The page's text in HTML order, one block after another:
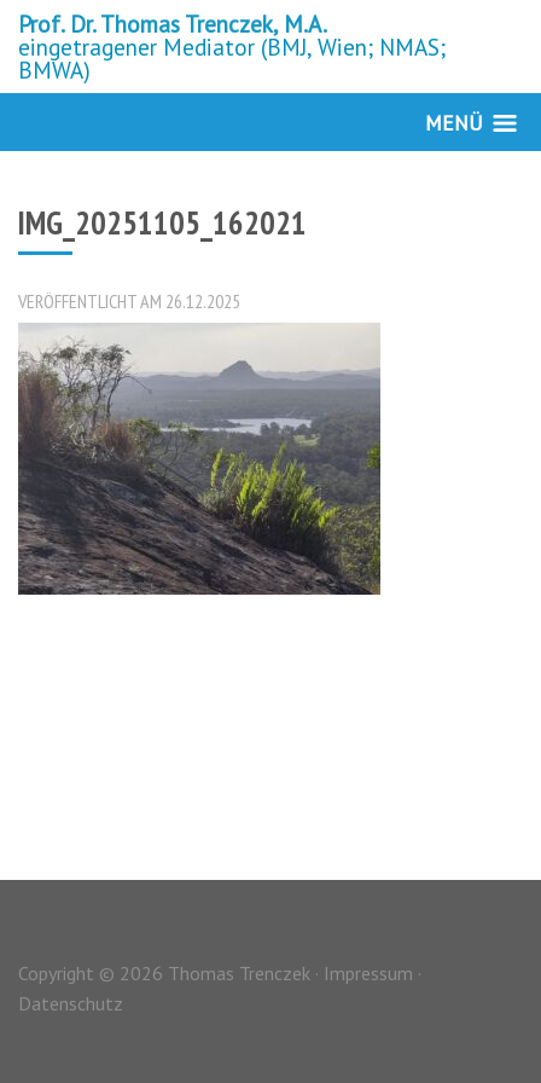
Prof. Dr. Thomas Trenczek, M.A.
eingetragener Mediator (BMJ, Wien; NMAS;
BMWA)
MENÜ
IMG_20251105_162021
VERÖFFENTLICHT AM 26.12.2025
Copyright © 2026 Thomas Trenczek · Impressum ·
Datenschutz